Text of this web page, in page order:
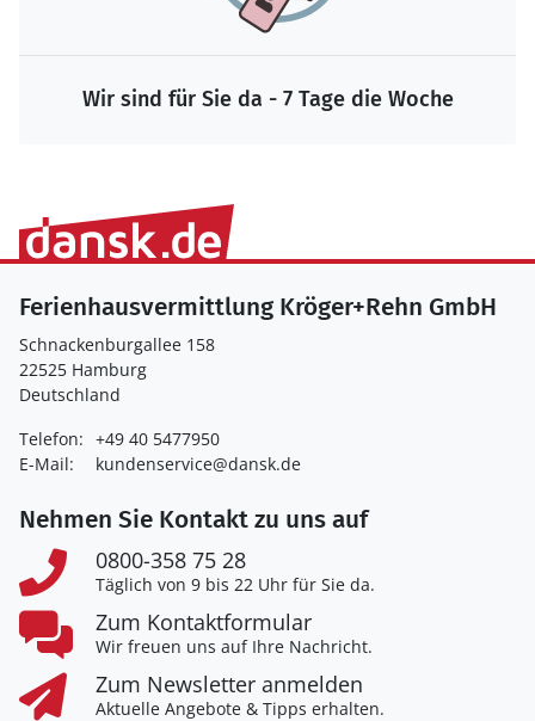
die Woche Garantierte Sicherheit
Ferienhausvermittlung Kröger+Rehn GmbH
Schnackenburgallee 158
22525 Hamburg
Deutschland
Telefon: +49 40 5477950
E-Mail:
kundenservice@dansk.de
Nehmen Sie Kontakt zu uns auf
0800-358 75 28
Täglich von 9 bis 22 Uhr für Sie da.
Zum Kontaktformular
Wir freuen uns auf Ihre Nachricht.
Zum Newsletter anmelden
Aktuelle Angebote & Tipps erhalten.